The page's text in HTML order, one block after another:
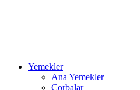
Yemekler
Ana Yemekler
Çorbalar